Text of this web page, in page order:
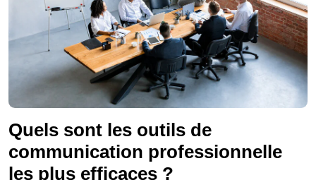
Quels sont les outils de
communication professionnelle
les plus efficaces ?